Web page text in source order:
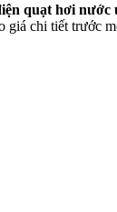
quạt hơi nước
chi tiết trước